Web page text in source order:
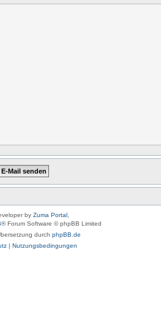
by Zuma Portal
® Forum Software © phpBB Limited
durch phpBB.de
| Nutzungsbedingungen